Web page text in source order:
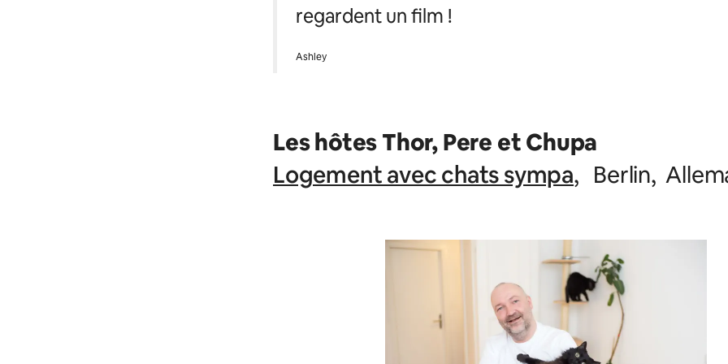
regardent un film !
Ashley
Les hôtes Thor, Pere et Chupa
Logement avec chats sympa, Berlin,